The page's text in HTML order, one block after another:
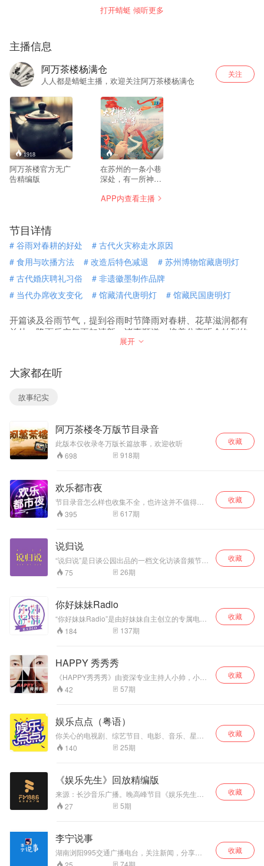
打开蜻蜓 倾听更多
主播信息
阿万茶楼杨满仓
人人都是蜻蜓主播，欢迎关注阿万茶楼杨满仓
关注
1918
阿万茶楼官方无广
告精编版
--
在苏州的一条小巷
深处，有一所神秘
这里，按响门铃，
困惑迷惘的孩子，
将陆续跟随这位老
人，穿越烟雾弥漫
的时空隧道，亲临
苏州院士成长和奋
斗的年代。通过对
体验，孩子们的困
惑得到了解决，小
毛病得到了修正，
院士的精神指引着
APP内查看主播
节目详情
# 谷雨对春耕的好处 # 古代火灾称走水原因
# 食用与吹播方法 # 改造后特色减退 # 苏州博物馆藏唐明灯
# 古代婚庆聘礼习俗 # 非遗徽墨制作品牌
# 当代办席收支变化 # 馆藏清代唐明灯 # 馆藏民国唐明灯
开篇谈及谷雨节气，提到谷雨时节降雨对春耕、花草滋润都有
益处，降雨后空气更加清新，诸事顺遂。接着分享听众拍到的
蒲公英，主持人提到喜欢这类生活化的分享，点明蒲公英可作
叶；随后解答听众疑问，解释古时候将火灾称为走水的原因：
一是为了避讳讨吉利，避免直呼不吉的火字，二是救火需要引
火安全。
缮后卫生条件变好，但原本的野趣特色因为过度雕琢弱化了不
少。随后整理苏州馆藏的两幅唐明灯：苏州昆曲博物馆藏有一
幅清末宝和堂昆曲班的唐明灯，为国家二级文物，是全国保存
最完整的古唐明灯，由179块构件加112件饰件组成，工艺精美
国家二级文物，存世较少，构件达上千件，也很精美。
接着谈起传统婚庆习俗，提到过去苏州婚庆礼仪里，男方下聘
常备四样礼品，最后一样为枣子、花生、桂圆，取枣生桂子的
好意头，这种婚庆相关的上门一站式服务早在北宋就已经出
有习俗，孩子开蒙读书时，外婆家需要置办全套文房用具，送
笔墨也有望子成龙的美好期许。
聊到文房墨品，提到老牌徽墨品牌胡开文，该品牌创立于清代
乾隆年间，是国家级非物质文化遗产，制作的徽墨品质出众，
的文墨，旧时苏州文具店能买到各样图案的小块墨，买回来收
藏观赏，现在老墨已经不多见。
最后谈及当代结婚办席的变化，提到过去二零零零年到二零一
四年之间，苏州办结婚席收份子钱通常可以盈利，后来逐渐收
少量桌席，也有不少人认为办席不是结婚的必要流程，领证才
是法定要求。
展开
大家都在听
故事纪实
阿万茶楼冬万版节目录音
此版本仅收录冬万版长篇故事，欢迎收听
698
918期
收藏
欢乐都市夜
节目录音怎么样也收集不全，也许这并不值得遗
憾，不完整，本身是一种美好~
395 617期
收藏
说归说
“说归说”是日谈公园出品的一档文化访谈音频节
目，由资深媒体人李志明主持，让谈话回归谈
话，寻求更真实的情感和更真实的思考。
75 26期
收藏
你好妹妹Radio
“你好妹妹Radio”是由好妹妹自主创立的专属电
台，主持人是秦昊、张小厚。
184 137期
收藏
HAPPY 秀秀秀
《HAPPY秀秀秀》由资深专业主持人小帅，小花
担纲，他们十余年主持风格独树一帜，用生活
化，诙谐、幽默的语言将信息传达给受众。节目
话段子演绎等为主要内容，两位主持人对资讯、
笑话风趣解读和机智“现挂”，给听众带来快乐、共
鸣和回味。
42 57期
收藏
娱乐点点（粤语）
你关心的电视剧、综艺节目、电影、音乐、星
闻，娱乐，就是比你知道的多一点点。 本节目由
广州星播客广告有限公司策划制作，版权归广州
录，违者将追究其法律责任。
140 25期
收藏
《娱乐先生》回放精编版
来源：长沙音乐广播。晚高峰节目《娱乐先生》
回放精编版
27 5期
收藏
李宁说事
湖南浏阳995交通广播电台，关注新闻，分享热
点。
74期
收藏